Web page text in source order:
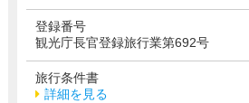
登録番号
観光庁長官登録旅行業第692号
旅行条件書
詳細を見る